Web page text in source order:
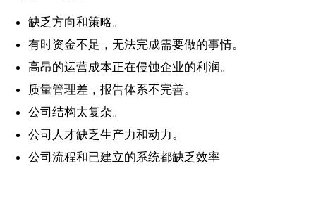
缺乏方向和策略。
有时资金不足，无法完成需要做的事情。
高昂的运营成本正在侵蚀企业的利润。
质量管理差，报告体系不完善。
公司结构太复杂。
公司人才缺乏生产力和动力。
公司流程和已建立的系统都缺乏效率